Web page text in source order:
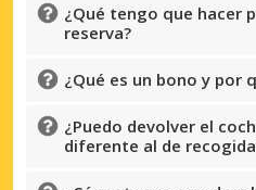
¿Qué tengo que hacer
reserva?
¿Qué es un bono y por
¿Puedo devolver el
diferente al de